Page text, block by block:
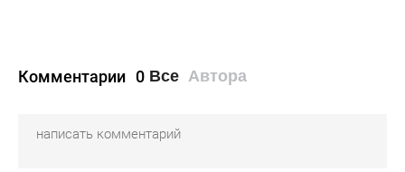
Комментарии 0 Все Автора